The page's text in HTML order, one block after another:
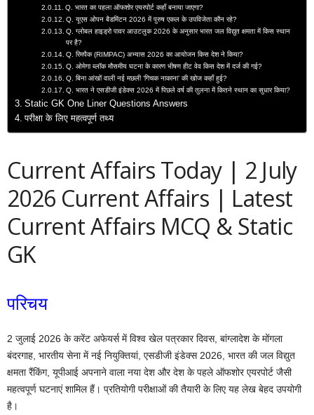
Q. भारत का पहला ऑफशोर एयरपोर्ट कहाँ बनाया जाएगा?
Q. यूएस ओपन बैडमिंटन 2026 में पुरुष एकल के उपविजेता कौन रहे?
Q. ग्लोबल हाइड्रो पावर आउटलुक 2026 के अनुसार भारत जल विद्युत क्षमता में किस स्थान
पर है?
Q. रिमपैक (RIMPAC) अभ्यास 2026 का आयोजन किस देश ने किया?
Q. ओमेगा ब्लॉक मौसमीय घटना के कारण भीषण हीट वेव किस देश में दर्ज की गई?
Q. बिना आंखों वाली नई मछली ‘गिचक नाकाना’ की खोज कहाँ हुई?
Q. भारत ने एसडीजी इंडेक्स 2026 में पिछले वर्ष की तुलना में कितने स्थान का सुधार किया?
Static GK One Liner Questions Answers
परीक्षा के लिए महत्वपूर्ण तथ्य
Current Affairs Today | 2 July
2026 Current Affairs | Latest
Current Affairs MCQ & Static
GK
परिचय
2 जुलाई 2026 के करेंट अफेयर्स में विश्व खेल पत्रकार दिवस, बांग्लादेश के मोंगला
बंदरगाह, भारतीय सेना में नई नियुक्तियां, एसडीजी इंडेक्स 2026, भारत की जल विद्युत
क्षमता रैंकिंग, यूपीआई अपनाने वाला नया देश और देश के पहले ऑफशोर एयरपोर्ट जैसी
महत्वपूर्ण घटनाएं शामिल हैं। प्रतियोगी परीक्षाओं की तैयारी के लिए यह लेख बेहद उपयोगी
है।